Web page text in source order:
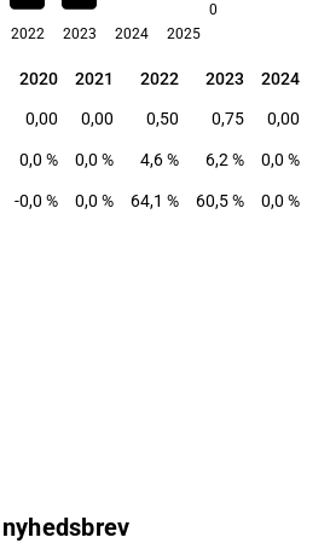
0
2022 2023 2024 2025
2020 2021 2022 2023 2024
2020 2021 2022 2023 2024
0,00 0,00 0,50 0,75 0,00
0,0 % 0,0 % 4,6 % 6,2 % 0,0 %
-0,0 % 0,0 % 64,1 % 60,5 % 0,0 %